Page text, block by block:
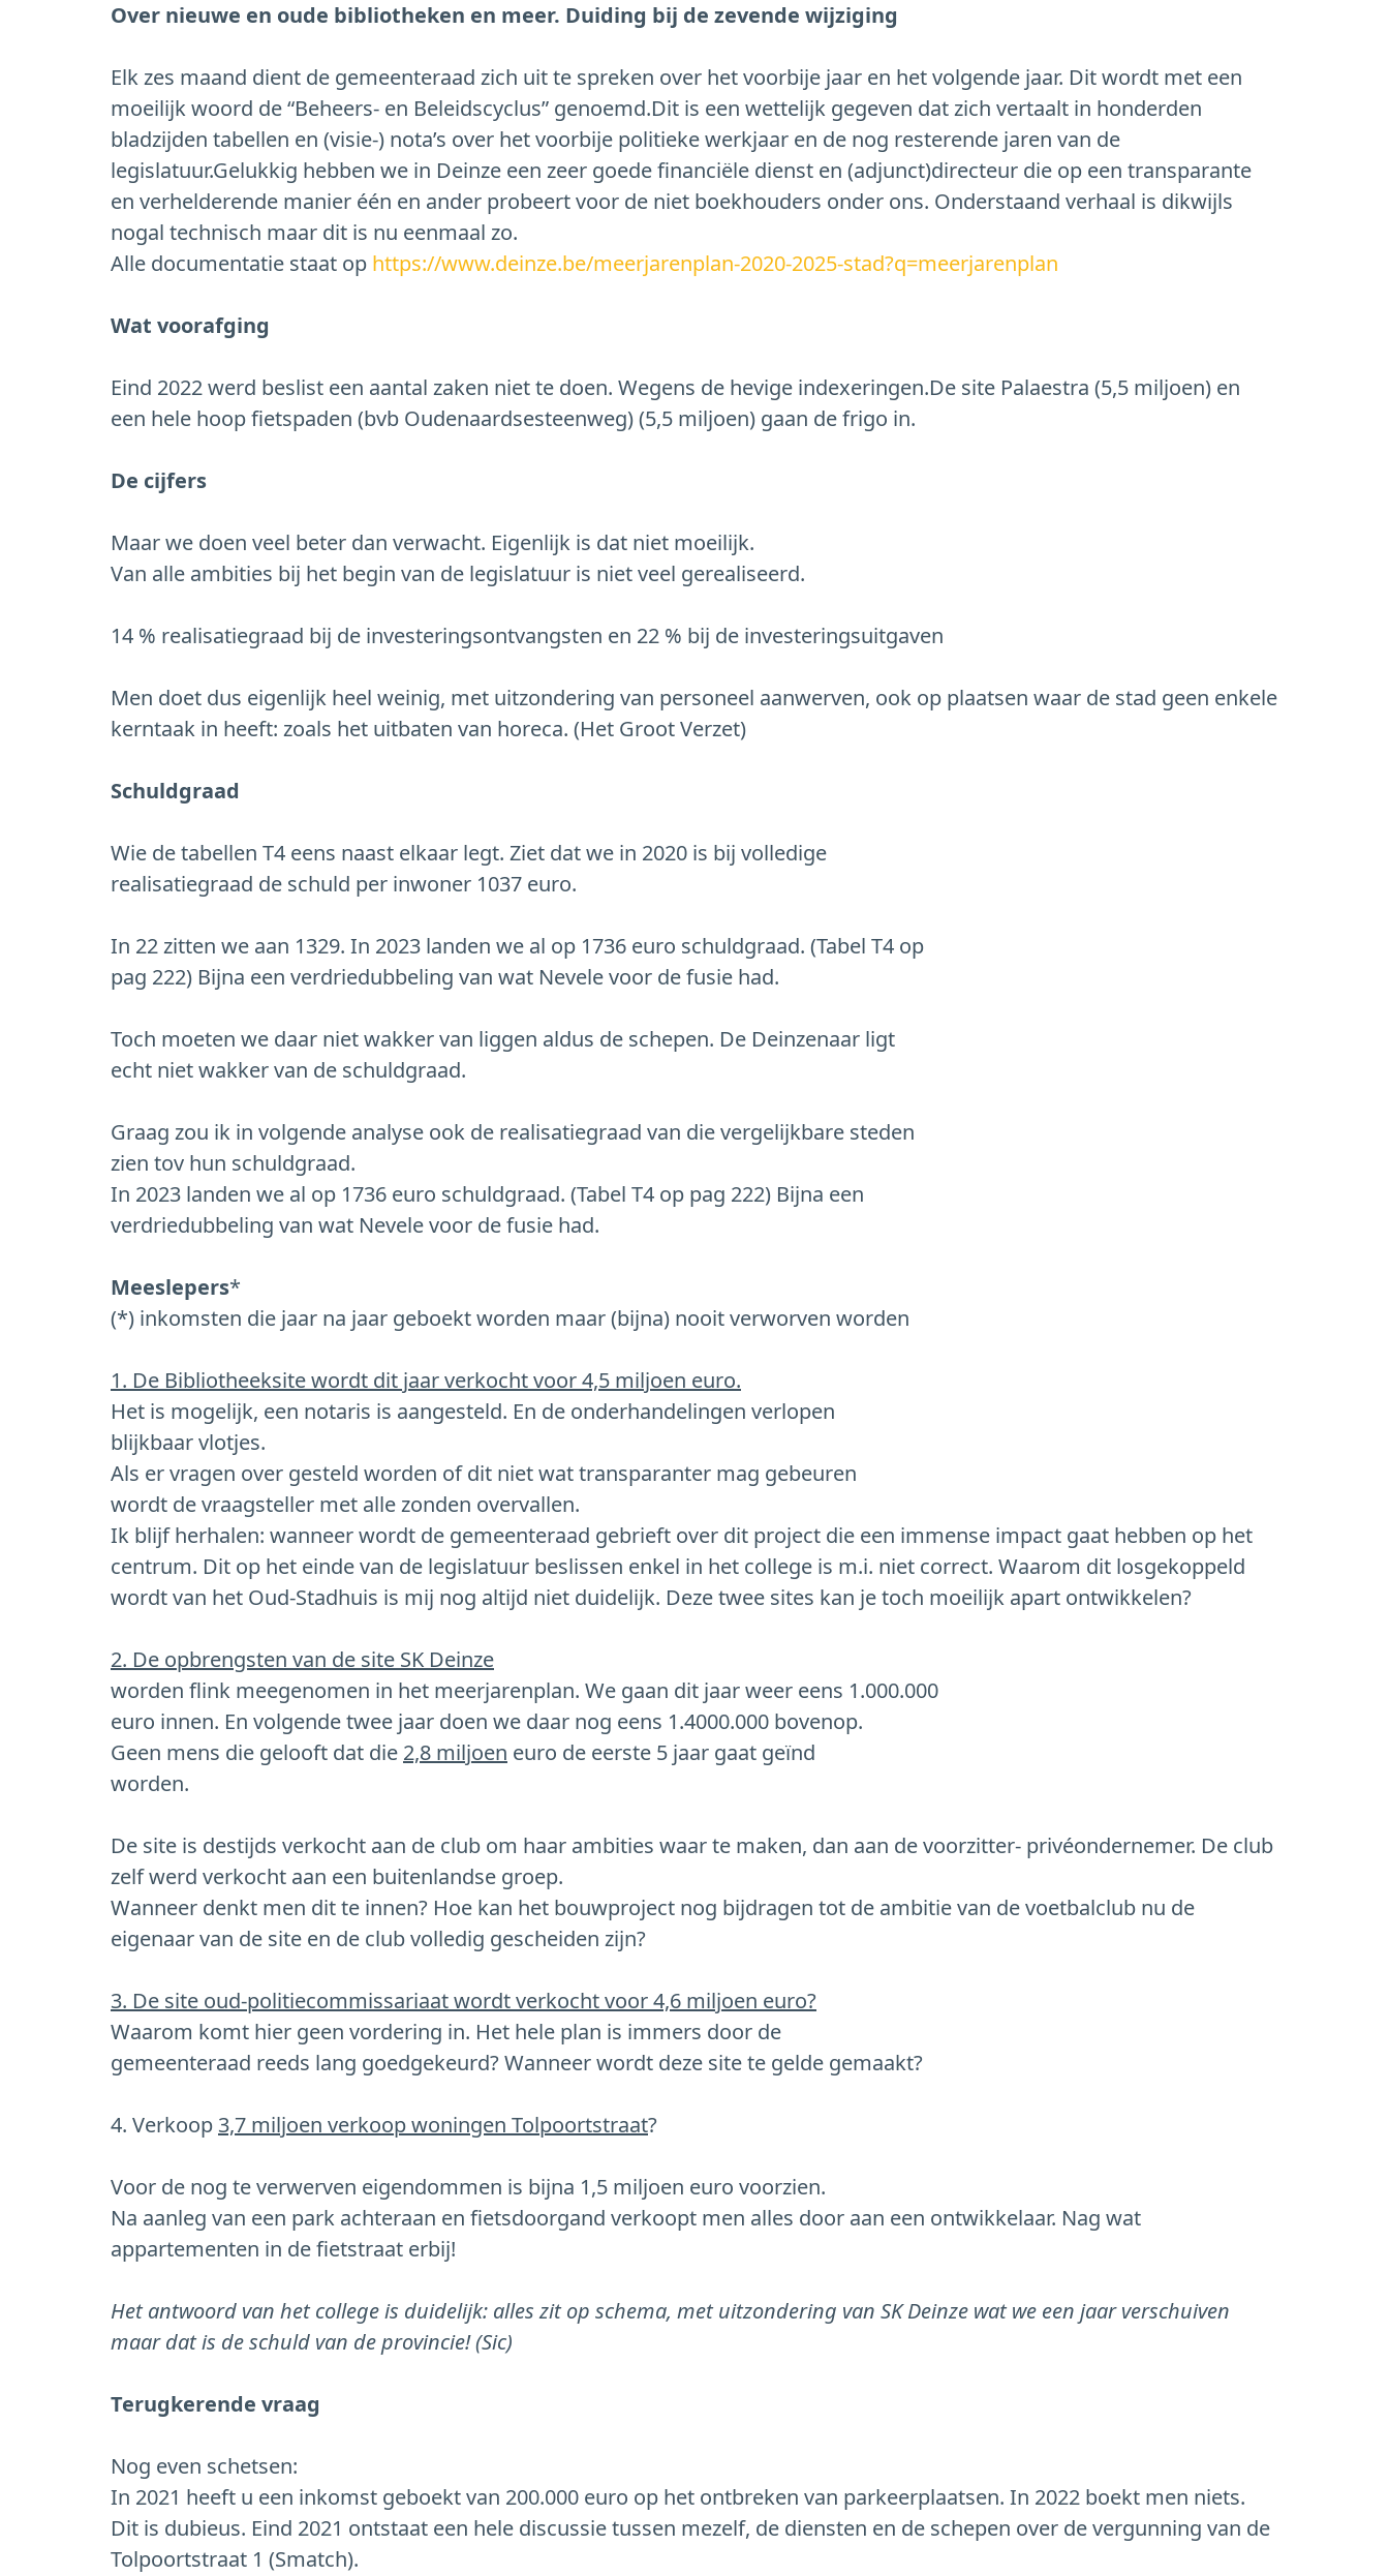
Over nieuwe en oude bibliotheken en meer. Duiding bij de zevende wijziging
Elk zes maand dient de gemeenteraad zich uit te spreken over het voorbije jaar en het volgende jaar. Dit wordt met een
moeilijk woord de “Beheers- en Beleidscyclus” genoemd.Dit is een wettelijk gegeven dat zich vertaalt in honderden
bladzijden tabellen en (visie-) nota’s over het voorbije politieke werkjaar en de nog resterende jaren van de
legislatuur.Gelukkig hebben we in Deinze een zeer goede financiële dienst en (adjunct)directeur die op een transparante
en verhelderende manier één en ander probeert voor de niet boekhouders onder ons. Onderstaand verhaal is dikwijls
nogal technisch maar dit is nu eenmaal zo.
Alle documentatie staat op https://www.deinze.be/meerjarenplan-2020-2025-stad?q=meerjarenplan
Wat voorafging
Eind 2022 werd beslist een aantal zaken niet te doen. Wegens de hevige indexeringen.De site Palaestra (5,5 miljoen) en
een hele hoop fietspaden (bvb Oudenaardsesteenweg) (5,5 miljoen) gaan de frigo in.
⁠De cijfers
Maar we doen veel beter dan verwacht. Eigenlijk is dat niet moeilijk.
Van alle ambities bij het begin van de legislatuur is niet veel gerealiseerd.
14 % realisatiegraad bij de investeringsontvangsten en 22 % bij de investeringsuitgaven
Men doet dus eigenlijk heel weinig, met uitzondering van personeel aanwerven, ook op plaatsen waar de stad geen enkele
kerntaak in heeft: zoals het uitbaten van horeca. (Het Groot Verzet)
Schuldgraad
Wie de tabellen T4 eens naast elkaar legt. Ziet dat we in 2020 is bij volledige
realisatiegraad de schuld per inwoner 1037 euro.
In 22 zitten we aan 1329. In 2023 landen we al op 1736 euro schuldgraad. (Tabel T4 op
pag 222) Bijna een verdriedubbeling van wat Nevele voor de fusie had.
Toch moeten we daar niet wakker van liggen aldus de schepen. De Deinzenaar ligt
echt niet wakker van de schuldgraad.
Graag zou ik in volgende analyse ook de realisatiegraad van die vergelijkbare steden
zien tov hun schuldgraad.
In 2023 landen we al op 1736 euro schuldgraad. (Tabel T4 op pag 222) Bijna een
verdriedubbeling van wat Nevele voor de fusie had.
Meeslepers*
(*) inkomsten die jaar na jaar geboekt worden maar (bijna) nooit verworven worden
1. De Bibliotheeksite wordt dit jaar verkocht voor 4,5 miljoen euro.
Het is mogelijk, een notaris is aangesteld. En de onderhandelingen verlopen
blijkbaar vlotjes.
Als er vragen over gesteld worden of dit niet wat transparanter mag gebeuren
wordt de vraagsteller met alle zonden overvallen.
Ik blijf herhalen: wanneer wordt de gemeenteraad gebrieft over dit project die een immense impact gaat hebben op het
centrum. Dit op het einde van de legislatuur beslissen enkel in het college is m.i. niet correct. Waarom dit losgekoppeld
wordt van het Oud-Stadhuis is mij nog altijd niet duidelijk. Deze twee sites kan je toch moeilijk apart ontwikkelen?
⁠2. De opbrengsten van de site SK Deinze
worden flink meegenomen in het meerjarenplan. We gaan dit jaar weer eens 1.000.000
euro innen. En volgende twee jaar doen we daar nog eens 1.4000.000 bovenop.
Geen mens die gelooft dat die 2,8 miljoen euro de eerste 5 jaar gaat geïnd
worden.
De site is destijds verkocht aan de club om haar ambities waar te maken, dan aan de voorzitter- privéondernemer. De club
zelf werd verkocht aan een buitenlandse groep.
Wanneer denkt men dit te innen? Hoe kan het bouwproject nog bijdragen tot de ambitie van de voetbalclub nu de
eigenaar van de site en de club volledig gescheiden zijn?
3. De site oud-politiecommissariaat wordt verkocht voor 4,6 miljoen euro?
Waarom komt hier geen vordering in. Het hele plan is immers door de
gemeenteraad reeds lang goedgekeurd? Wanneer wordt deze site te gelde gemaakt?
4. Verkoop 3,7 miljoen verkoop woningen Tolpoortstraat?
Voor de nog te verwerven eigendommen is bijna 1,5 miljoen euro voorzien.
Na aanleg van een park achteraan en fietsdoorgand verkoopt men alles door aan een ontwikkelaar. Nag wat
appartementen in de fietstraat erbij!
⁠Het antwoord van het college is duidelijk: alles zit op schema, met uitzondering van SK Deinze wat we een jaar verschuiven
maar dat is de schuld van de provincie! (Sic)
Terugkerende vraag
Nog even schetsen:
In 2021 heeft u een inkomst geboekt van 200.000 euro op het ontbreken van parkeerplaatsen. In 2022 boekt men niets.
Dit is dubieus. Eind 2021 ontstaat een hele discussie tussen mezelf, de diensten en de schepen over de vergunning van de
Tolpoortstraat 1 (Smatch).